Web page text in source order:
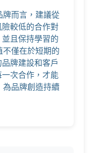
牌而言，建議從
較低的合作對
且保持學習的
僅在於短期的
牌建設和客戶
次合作，才能
品牌創造持續